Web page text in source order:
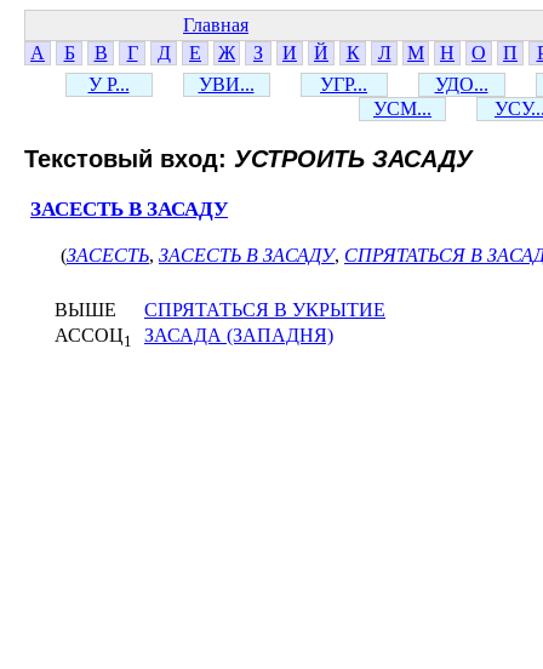
Главная
А
Б В Г Д Е Ж З И Й К Л М Н О П
У Р...
УВИ... УГР...
УДО...
УСМ...
Текстовый вход: УСТРОИТЬ ЗАСАДУ
ЗАСЕСТЬ В ЗАСАДУ
(ЗАСЕСТЬ, ЗАСЕСТЬ В ЗАСАДУ, СПРЯТАТЬСЯ В
ВЫШЕ
СПРЯТАТЬСЯ В УКРЫТИЕ
АССОЦ1 ЗАСАДА (ЗАПАДНЯ)